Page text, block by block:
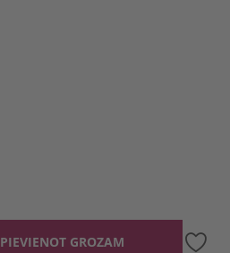
PIEVIENOT GROZAM